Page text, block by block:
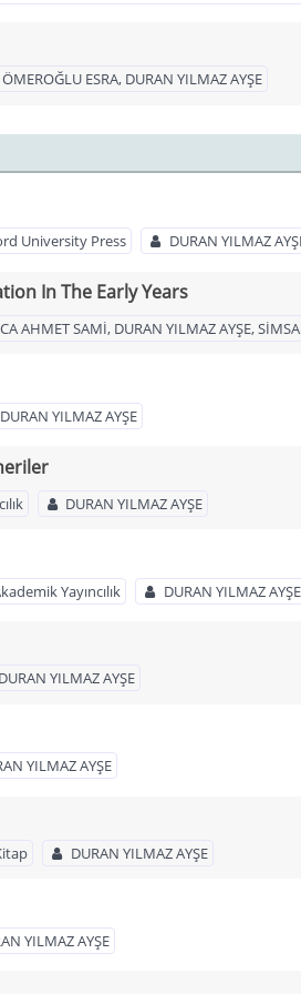
ÖMEROĞLU ESRA, DURAN YILMAZ AYŞE
University Press DURAN YILMAZ
In The Early Years
AHMET SAMİ, DURAN YILMAZ AYŞE,
DURAN YILMAZ AYŞE
DURAN YILMAZ AYŞE
Yayıncılık DURAN YILMAZ
DURAN YILMAZ AYŞE
YILMAZ AYŞE
DURAN YILMAZ AYŞE
YILMAZ AYŞE